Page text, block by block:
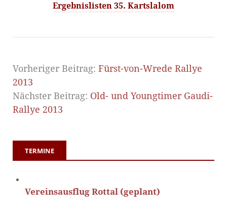
Ergebnislisten 35. Kartslalom
Vorheriger Beitrag: Fürst-von-Wrede Rallye
2013
Nächster Beitrag: Old- und Youngtimer Gaudi-
Rallye 2013
TERMINE
Vereinsausflug Rottal (geplant)